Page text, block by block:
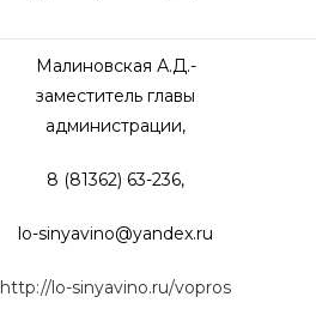
Малиновская А.Д.-
заместитель главы
администрации,
8 (81362) 63-236,
lo-sinyavino@yandex.ru
http://lo-sinyavino.ru/vopros